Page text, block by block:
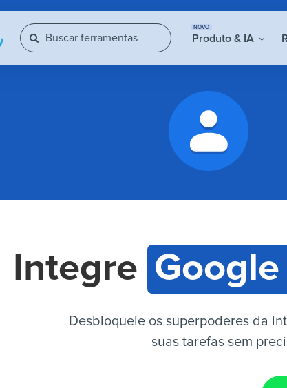
NOVO
Produto & IA
Integre
Desbloqueie os superpoderes da
suas tarefas sem